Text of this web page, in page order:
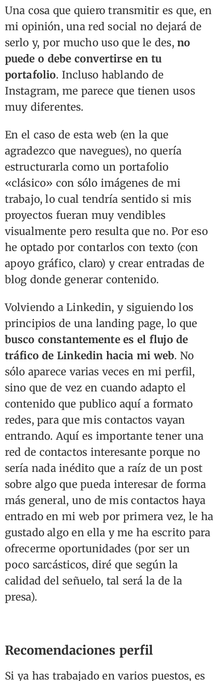
Una cosa que quiero transmitir es que, en
mi opinión, una red social no dejará de
serlo y, por mucho uso que le des,no
puede o debe convertirse en tu
portafolio. Incluso hablando de
Instagram, me parece que tienen usos
muy diferentes.
En el caso de esta web (en la que
agradezco que navegues), no quería
estructurarla como un portafolio
«clásico» con sólo imágenes de mi
trabajo, lo cual tendría sentido si mis
proyectos fueran muy vendibles
visualmente pero resulta que no. Por eso
he optado por contarlos con texto (con
apoyo gráfico, claro) y crear entradas de
blog donde generar contenido.
Volviendo a Linkedin, y siguiendo los
principios de una landing page, lo que
busco constantemente es el flujo de
tráfico de Linkedin hacia mi web. No
sólo aparece varias veces en mi perfil,
sino que de vez en cuando adapto el
contenido que publico aquí a formato
redes, para que mis contactos vayan
entrando. Aquí es importante tener una
red de contactos interesante porque no
sería nada inédito que a raíz de un post
sobre algo que pueda interesar de forma
más general, uno de mis contactos haya
entrado en mi web por primera vez, le ha
gustado algo en ella y me ha escrito para
ofrecerme oportunidades (por ser un
poco sarcásticos, diré que según la
calidad del señuelo, tal será la de la
presa).
Recomendaciones perfil
Si ya has trabajado en varios puestos, es